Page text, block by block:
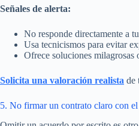
Señales de alerta:
No responde directamente a
Usa tecnicismos para evitar
Ofrece soluciones milagrosas
Solicita una valoración realista de
5. No firmar un contrato claro con el